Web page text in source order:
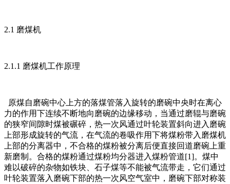
2.1 磨煤机
2.1.1 磨煤机工作原理
原煤自磨碗中心上方的落煤管落入旋转的磨碗中央时在离心
力的作用下连续不断地向磨碗的边缘移动，当通过磨辊与磨碗
的狭窄间隙时煤被碾碎，热一次风通过叶轮装置斜向进入磨碗
上部形成旋转的气流，在气流的卷吸作用下将煤粉带入磨煤机
上部的分离器中，不合格的煤粉被分离后便直接回道磨碗上重
新磨制。合格的煤粉通过煤粉均分器进入煤粉管道[1]。煤中
难以破碎的杂物如铁块、石子煤等不能被气流带走，它们通过
叶轮装置落入磨碗下部的热一次风空气室中，磨碗下部对称装